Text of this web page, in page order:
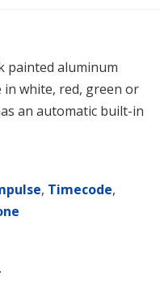
painted aluminum
in white, red, green or
an automatic built-in
, Timecode,